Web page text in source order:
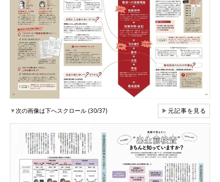
▼次の画像は下へスクロール (30/37) ▶元記事を見る